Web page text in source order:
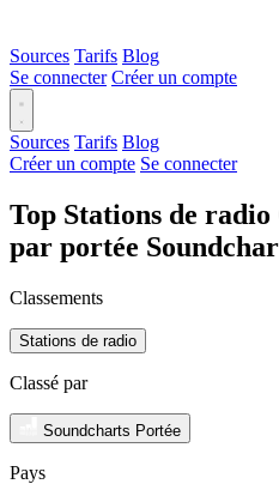
Sources Tarifs Blog
Se connecter Créer un compte
Sources Tarifs Blog
Créer un compte Se connecter
Top Stations de
par portée
Classements
Stations de radio
Classé par
Soundcharts Portée
Pays